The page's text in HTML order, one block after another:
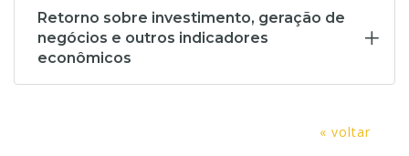
Retorno sobre investimento, geração de
negócios e outros indicadores
econômicos
« voltar